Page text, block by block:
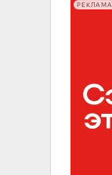
РЕКЛАМА